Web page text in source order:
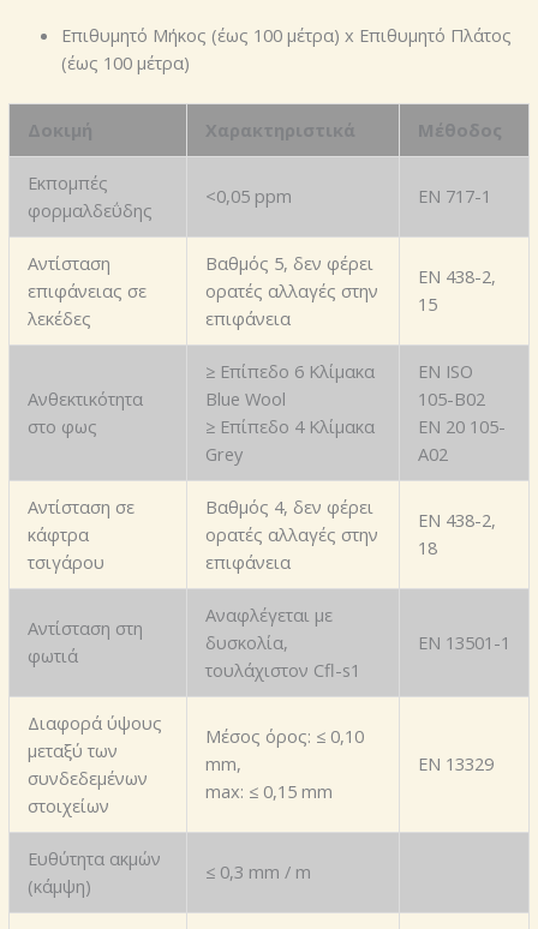
Επιθυμητό Μήκος (έως 100 μέτρα) x Επιθυμητό Πλάτος
(έως 100 μέτρα)
Δοκιμή Χαρακτηριστικά Μέθοδος
Εκπομπές
φορμαλδεΰδης
<0,05 ppm EN 717-1
Αντίσταση
επιφάνειας σε
λεκέδες
Bαθμός 5, δεν φέρει
ορατές αλλαγές στην
επιφάνεια
EN 438-2,
15
Ανθεκτικότητα
στο φως
≥ Επίπεδο 6 Κλίμακα
Blue Wool
≥ Επίπεδο 4 Κλίμακα
Grey
EN ISO
105-B02
EN 20 105-
A02
Αντίσταση σε
κάφτρα
τσιγάρου
Bαθμός 4, δεν φέρει
ορατές αλλαγές στην
επιφάνεια
EN 438-2,
18
Αντίσταση στη
φωτιά
Αναφλέγεται με
δυσκολία,
τουλάχιστον Cfl-s1
EN 13501-1
Διαφορά ύψους
μεταξύ των
συνδεδεμένων
στοιχείων
Μέσος όρος: ≤ 0,10
mm,
max: ≤ 0,15 mm
EN 13329
Ευθύτητα ακμών
(κάμψη)
≤ 0,3 mm / m